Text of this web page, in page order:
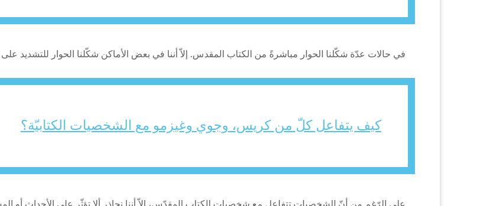
في حالات عدّة شكّلنا الحوار مباشرةً من الكتاب المقدس. إلاّ أننا في بعض الأماكن شكّلنا الحوار للتشديد
كيف يتفاعل كلّ من كريس، وجوي وغيزمو مع الشخصيات الكتابيّة؟
على الرّغم من أنّ الشخصيات تتفاعل مع شخصيات الكتاب المقدّس، إلاّ أننا نحاذر ألا تؤثّر على الأحداث أو